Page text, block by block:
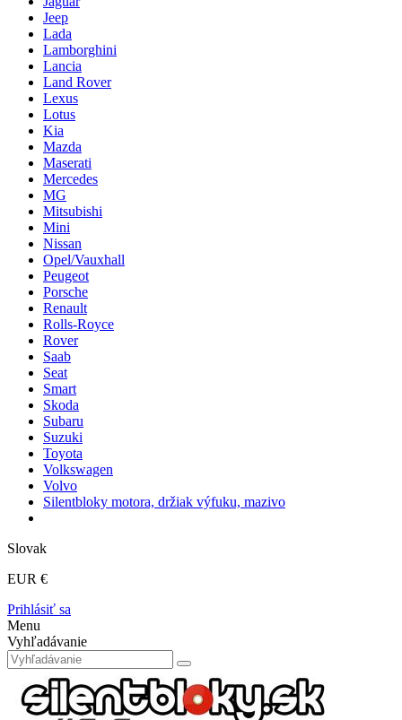
Jeep
Lada
Lamborghini
Lancia
Land Rover
Lexus
Lotus
Kia
Mazda
Maserati
Mercedes
MG
Mitsubishi
Mini
Nissan
Opel/Vauxhall
Peugeot
Porsche
Renault
Rolls-Royce
Rover
Saab
Seat
Smart
Skoda
Subaru
Suzuki
Toyota
Volkswagen
Volvo
Silentbloky motora, držiak výfuku, mazivo
Slovak
EUR €
Prihlásiť sa
Menu
Vyhľadávanie